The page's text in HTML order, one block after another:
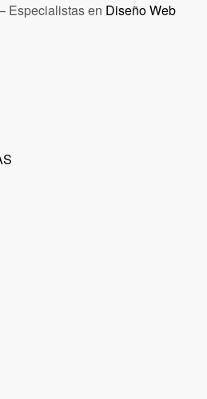
Especialistas en Diseño Web